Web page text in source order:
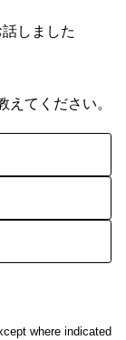
しました
えてください。
where indicated